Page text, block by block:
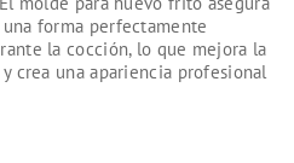
forma perfectamente
la cocción, lo que mejora la
crea una apariencia profesional